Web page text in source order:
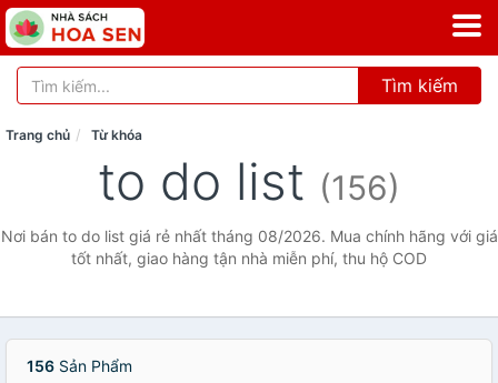
Tìm kiếm
Trang chủ Từ khóa
to do list (156)
Nơi bán to do list giá rẻ nhất tháng 08/2026. Mua chính hãng với giá
tốt nhất, giao hàng tận nhà miễn phí, thu hộ COD
156 Sản Phẩm